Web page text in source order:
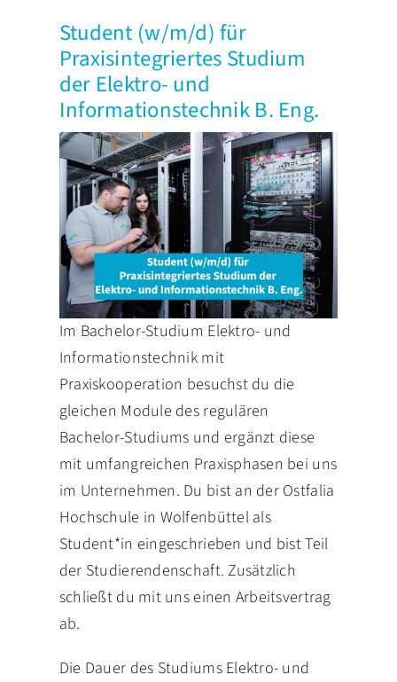
Student (w/m/d) für
Praxisintegriertes Studium
der Elektro- und
Informationstechnik B. Eng.
Im Bachelor-Studium Elektro- und
Informationstechnik mit
Praxiskooperation besuchst du die
gleichen Module des regulären
Bachelor-Studiums und ergänzt diese
mit umfangreichen Praxisphasen bei uns
im Unternehmen. Du bist an der Ostfalia
Hochschule in Wolfenbüttel als
Student*in eingeschrieben und bist Teil
der Studierendenschaft. Zusätzlich
schließt du mit uns einen Arbeitsvertrag
ab.
Die Dauer des Studiums Elektro- und